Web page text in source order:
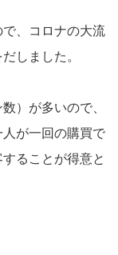
、コロナの大流
しました。
）が多いので、
が一回の購買で
ることが得意と